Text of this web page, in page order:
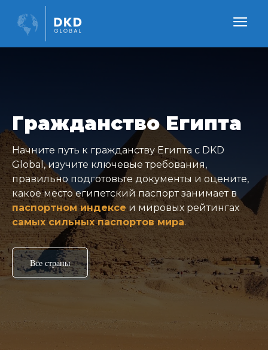
Гражданство Египта
Начните путь к гражданству Египта с DKD
Global, изучите ключевые требования,
правильно подготовьте документы и оцените,
какое место египетский паспорт занимает в
паспортном индексе и мировых рейтингах
самых сильных паспортов мира.
Все страны